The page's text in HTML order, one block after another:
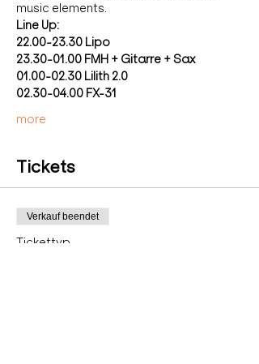
music elements.
Line Up:
22.00-23.30 Lipo
23.30-01.00 FMH + Gitarre + Sax
01.00-02.30 Lilith 2.0
02.30-04.00 FX-31
more
Tickets
Verkauf beendet
Tickettyp